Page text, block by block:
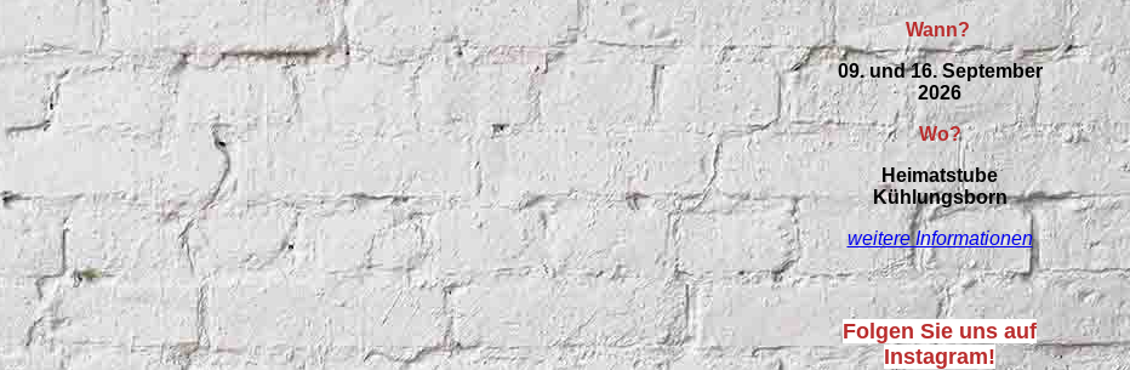
Wann?
09. und 16. September
2026
Wo?
Heimatstube
Kühlungsborn
weitere Informationen
Folgen Sie uns auf
Instagram!